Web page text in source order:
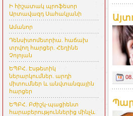
Ի հիշատակ պրոֆեսոր
Արտավազդ Սահակյանի
Ամանոր
Դենսիտոմետրիա. հաճախ
տրվող հարցեր. Հեղինե
Չոլոյան
ԵՊԲՀ. Էսթետիկ
ներարկումներ. արդի
միտումներ և անվտանգային
հարցեր
ԵՊԲՀ. Բժիշկ-պացիենտ
հարաբերություններից մինչև